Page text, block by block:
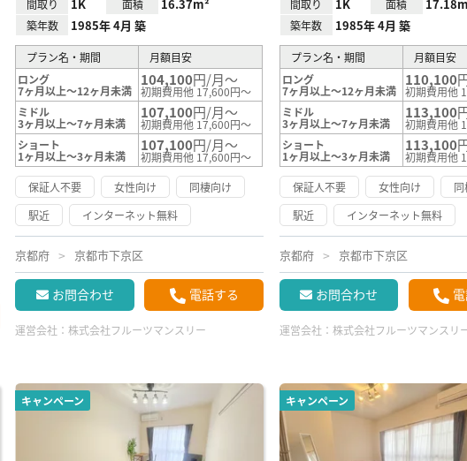
間取り 1K 面積 16.37m²
築年数 1985年 4月 築
プラン名・期間
月額目安
ロング
7ヶ月以上～12ヶ月未満
104,100円/月～
初期費用他 17,600円～
ミドル
3ヶ月以上～7ヶ月未満
107,100円/月～
初期費用他 17,600円～
ショート
1ヶ月以上～3ヶ月未満
107,100円/月～
初期費用他 17,600円～
保証人不要
女性向け
同棲向け
駅近
インターネット無料
京都府 京都市下京区
お問合わせ 電話する
運営会社：株式会社フルーツマンスリー
間取り 1K 面積
築年数 1985年 4月 築
プラン名・期間
月額目安
ロング
7ヶ月以上～12ヶ月未満
110,100
初期費用他
ミドル
3ヶ月以上～7ヶ月未満
113,100
初期費用他
ショート
1ヶ月以上～3ヶ月未満
113,100
初期費用他
保証人不要
女性向け
駅近
インターネット無料
京都府 京都市下京区
お問合わせ
運営会社： 株式会社フルーツマンスリ
キャンペーン キャンペーン